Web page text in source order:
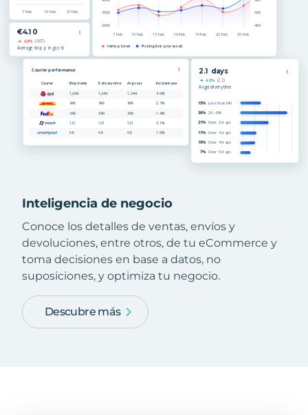
Inteligencia de negocio
Conoce los detalles de ventas, envíos y
devoluciones, entre otros, de tu eCommerce y
toma decisiones en base a datos, no
suposiciones, y optimiza tu negocio.
Descubre más